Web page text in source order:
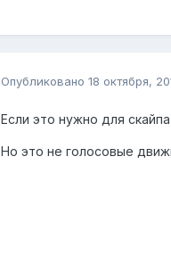
Опубликовано 18 октября,
Если это нужно для
Но это не голосовые